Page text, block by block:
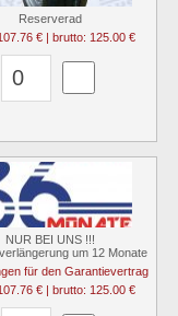
Reserverad
€ | brutto: 125.00 €
NUR BEI UNS !!!
um 12 Monate
für den Garantievertrag
€ | brutto: 125.00 €